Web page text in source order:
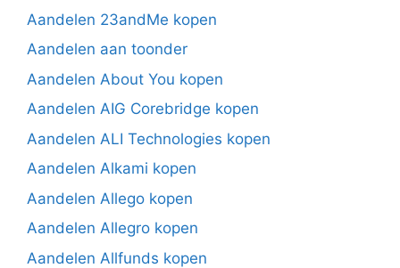
Aandelen 23andMe kopen
Aandelen aan toonder
Aandelen About You kopen
Aandelen AIG Corebridge kopen
Aandelen ALI Technologies kopen
Aandelen Alkami kopen
Aandelen Allego kopen
Aandelen Allegro kopen
Aandelen Allfunds kopen